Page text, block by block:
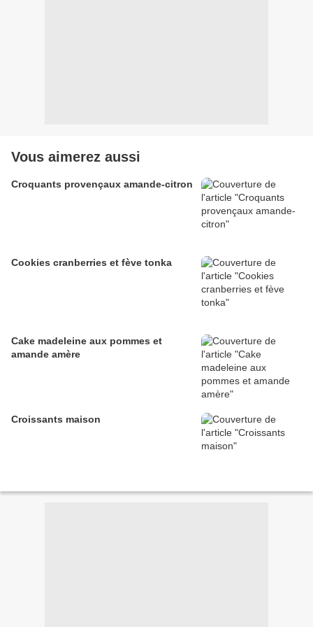
Vous aimerez aussi
Croquants provençaux amande-citron
Cookies cranberries et fève tonka
Cake madeleine aux pommes et
amande amère
Croissants maison